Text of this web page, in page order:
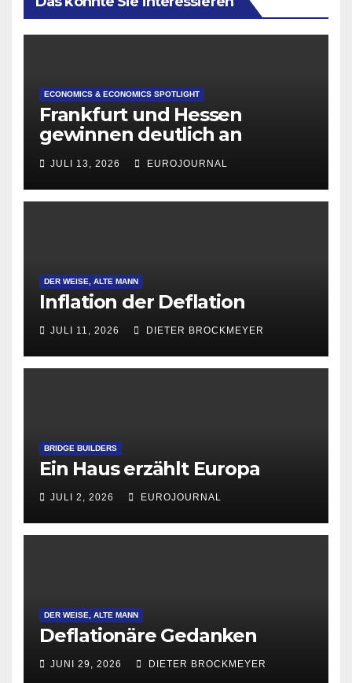
ECONOMICS & ECONOMICS SPOTLIGHT
Frankfurt und Hessen
gewinnen deutlich an
Attraktivität für Startup-
Gründungen
JULI 13, 2026 EUROJOURNAL
DER WEISE, ALTE MANN
Inflation der Deflation
JULI 11, 2026 DIETER BROCKMEYER
BRIDGE BUILDERS
Ein Haus erzählt Europa
JULI 2, 2026 EUROJOURNAL
DER WEISE, ALTE MANN
Deflationäre Gedanken
JUNI 29, 2026 DIETER BROCKMEYER